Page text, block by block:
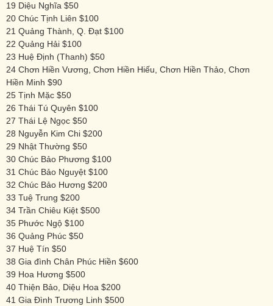
19 Diệu Nghĩa $50
20 Chúc Tịnh Liên $100
21 Quảng Thành, Q. Đạt $100
22 Quảng Hải $100
23 Huệ Định (Thanh) $50
24 Chơn Hiền Vương, Chơn Hiền Hiếu, Chơn Hiền Thảo, Chơn
Hiền Minh $90
25 Tịnh Mặc $50
26 Thái Tú Quyên $100
27 Thái Lệ Ngọc $50
28 Nguyễn Kim Chi $200
29 Nhật Thường $50
30 Chúc Bảo Phương $100
31 Chúc Bảo Nguyệt $100
32 Chúc Bảo Hương $200
33 Tuệ Trung $200
34 Trần Chiêu Kiệt $500
35 Phước Ngộ $100
36 Quảng Phúc $50
37 Huệ Tín $50
38 Gia đình Chân Phúc Hiền $600
39 Hoa Hương $500
40 Thiện Bảo, Diệu Hoa $200
41 Gia Đình Trương Linh $500